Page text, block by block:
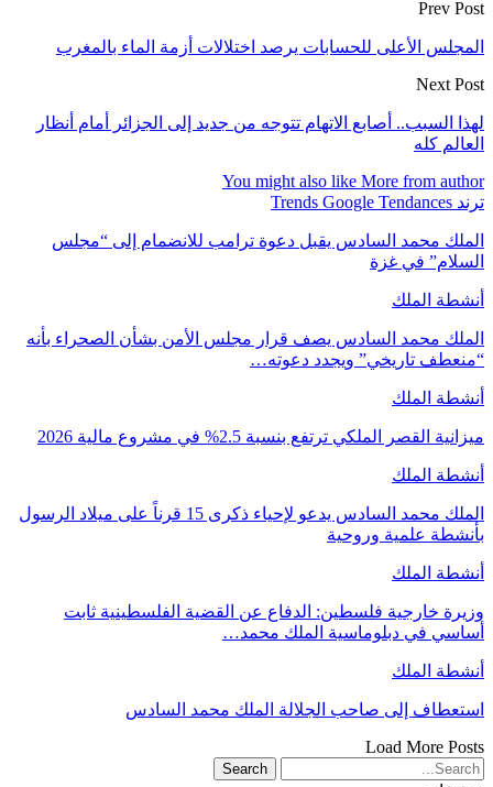
Prev Post
المجلس الأعلى للحسابات يرصد اختلالات أزمة الماء بالمغرب
Next Post
لهذا السبب.. أصابع الاتهام تتوجه من جديد إلى الجزائر أمام أنظار
العالم كله
You might also like More from author
ترند Trends Google Tendances
الملك محمد السادس يقبل دعوة ترامب للانضمام إلى “مجلس
السلام” في غزة
أنشطة الملك
الملك محمد السادس يصف قرار مجلس الأمن بشأن الصحراء بأنه
“منعطف تاريخي” ويجدد دعوته…
أنشطة الملك
ميزانية القصر الملكي ترتفع بنسبة 2.5% في مشروع مالية 2026
أنشطة الملك
الملك محمد السادس يدعو لإحياء ذكرى 15 قرناً على ميلاد الرسول
بأنشطة علمية وروحية
أنشطة الملك
وزيرة خارجية فلسطين: الدفاع عن القضية الفلسطينية ثابت
أساسي في دبلوماسية الملك محمد…
أنشطة الملك
استعطاف إلى صاحب الجلالة الملك محمد السادس
Load More Posts